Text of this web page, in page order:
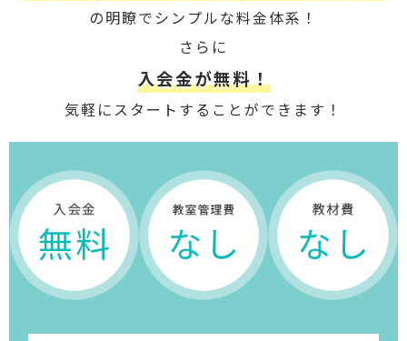
の明瞭でシンプルな料金体系！
さらに
入会金が無料！
気軽にスタートすることができます！